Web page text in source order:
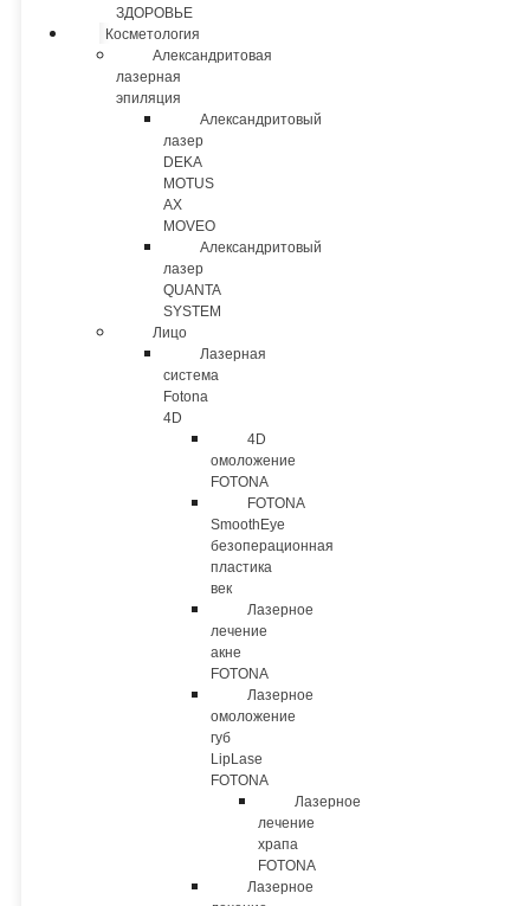
ЗДОРОВЬЕ
Косметология
Александритовая
лазерная
эпиляция
Александритовый
лазер
DEKA
MOTUS
AX
MOVEO
Александритовый
лазер
QUANTA
SYSTEM
Лицо
Лазерная
система
Fotona
4D
4D
омоложение
FOTONA
FOTONA
SmoothEye
безоперационная
пластика
век
Лазерное
лечение
акне
FOTONA
Лазерное
омоложение
губ
LipLase
FOTONA
Лазерное
лечение
храпа
FOTONA
Лазерное